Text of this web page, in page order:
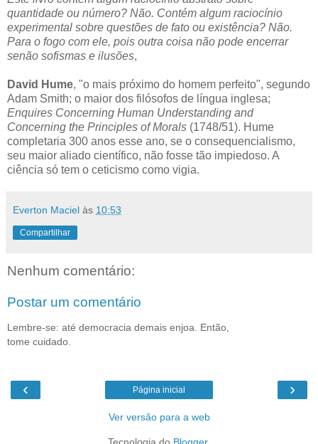
quantidade ou número? Não. Contém algum raciocínio
experimental sobre questões de fato ou existência? Não.
Para o fogo com ele, pois outra coisa não pode encerrar
senão sofismas e ilusões,
David Hume, "o mais próximo do homem perfeito", segundo
Adam Smith; o maior dos filósofos de língua inglesa;
Enquires Concerning Human Understanding and
Concerning the Principles of Morals (1748/51). Hume
completaria 300 anos esse ano, se o consequencialismo,
seu maior aliado científico, não fosse tão impiedoso. A
ciência só tem o ceticismo como vigia.
Everton Maciel às 10:53
Compartilhar
Nenhum comentário:
Postar um comentário
Lembre-se: até democracia demais enjoa. Então,
tome cuidado.
‹ ›
Página inicial
Ver versão para a web
Tecnologia do Blogger.